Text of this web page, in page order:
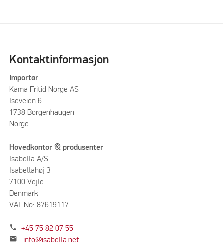
Kontaktinformasjon
Importør
Kama Fritid Norge AS
Iseveien 6
1738 Borgenhaugen
Norge
Hovedkontor & produsenter
Isabella A/S
Isabellahøj 3
7100 Vejle
Denmark
VAT No: 87619117
phone +45 75 82 07 55
mail info@isabella.net